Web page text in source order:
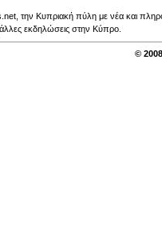
την Κυπριακή πύλη με νέα και
άλλες εκδηλώσεις στην Κύπρο.
©